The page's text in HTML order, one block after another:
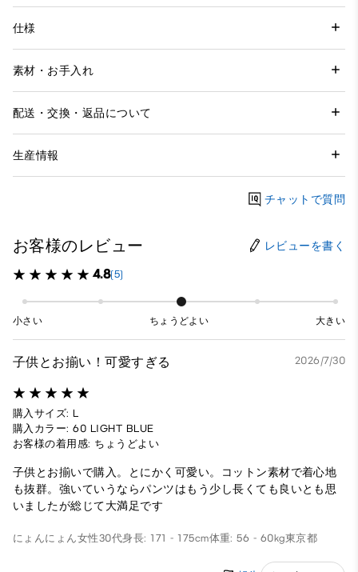
仕様
素材・お手入れ
配送・交換・返品について
生産情報
チャットで質問
お客様のレビュー レビューを書く
4.8(5)
小さい ちょうどよい 大きい
子供とお揃い！可愛すぎる 2026/7/30
購入サイズ: L
購入カラー: 60 LIGHT BLUE
お客様の着用感: ちょうどよい
子供とお揃いで購入。とにかく可愛い。コットン素材で着心地
も抜群。強いていうならパンツはもう少し長くても良いとも思
いましたが総じて大満足です
にょんにょん女性30代身長: 171 - 175cm体重: 56 - 60kg東京都